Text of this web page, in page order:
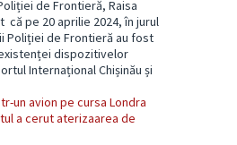
de Frontieră, Raisa
că pe 20 aprilie 2024, în jurul
Poliției de Frontieră au fost
dispozitivelor
Internațional Chișinău și
un avion pe cursa Londra
a cerut aterizaarea de